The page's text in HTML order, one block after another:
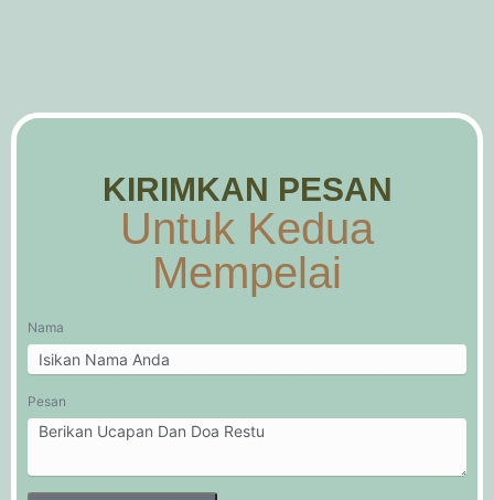
KIRIMKAN PESAN
Untuk Kedua
Mempelai
Nama
Pesan